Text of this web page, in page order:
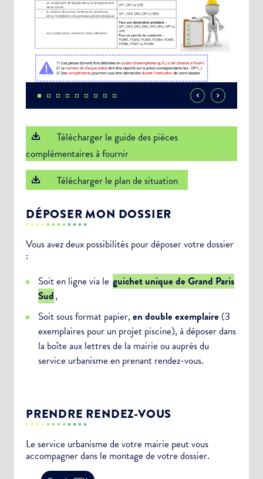
Télécharger le guide des pièces
complémentaires à fournir
Télécharger le plan de situation
DÉPOSER MON DOSSIER
Vous avez deux possibilités pour déposer votre dossier
:
Soit en ligne via le guichet unique de Grand Paris
Sud,
Soit sous format papier, en double exemplaire (3
exemplaires pour un projet piscine), à déposer dans
la boîte aux lettres de la mairie ou auprès du
service urbanisme en prenant rendez-vous.
PRENDRE RENDEZ-VOUS
Le service urbanisme de votre mairie peut vous
accompagner dans le montage de votre dossier.